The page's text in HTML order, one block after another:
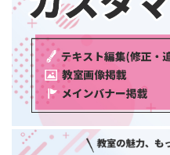
愛媛県
高知県
九州・沖縄
福岡県
佐賀県
長崎県
熊本県
大分県
芸術 (179)